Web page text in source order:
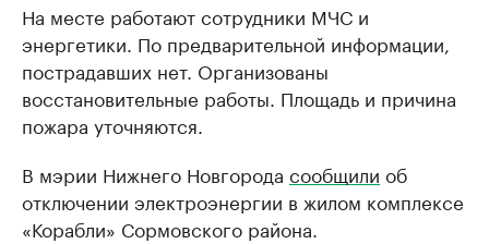
На месте работают сотрудники МЧС и
энергетики. По предварительной информации,
пострадавших нет. Организованы
восстановительные работы. Площадь и причина
пожара уточняются.
В мэрии Нижнего Новгорода сообщили об
отключении электроэнергии в жилом комплексе
«Корабли» Сормовского района.